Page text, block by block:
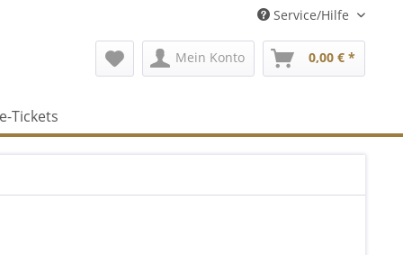
Service/Hilfe
Mein Konto 0,00 € *
Tickets